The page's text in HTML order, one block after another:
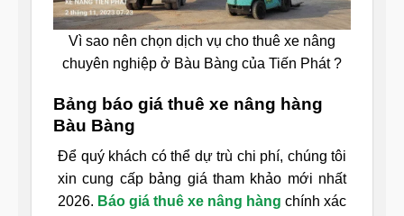
Vì sao nên chọn dịch vụ cho thuê xe nâng
chuyên nghiệp ở Bàu Bàng của Tiến Phát ?
Bảng báo giá thuê xe nâng hàng
Bàu Bàng
Để quý khách có thể dự trù chi phí, chúng tôi
xin cung cấp bảng giá tham khảo mới nhất
2026. Báo giá thuê xe nâng hàng chính xác